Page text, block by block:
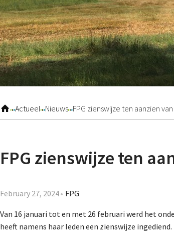
Actueel Nieuws FPG zienswijze ten aanzien
FPG zienswijze ten
February 27, 2024 FPG
Van 16 januari tot en met 26 februari werd het
heeft namens haar leden een zienswijze ingediend.